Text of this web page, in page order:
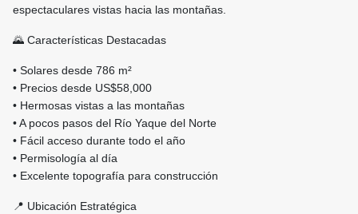
espectaculares vistas hacia las montañas.
🌄 Características Destacadas
• Solares desde 786 m²
• Precios desde US$58,000
• Hermosas vistas a las montañas
• A pocos pasos del Río Yaque del Norte
• Fácil acceso durante todo el año
• Permisología al día
• Excelente topografía para construcción
📍 Ubicación Estratégica